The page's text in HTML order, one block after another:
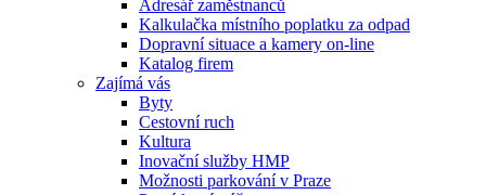
Adresář zaměstnanců
Kalkulačka místního poplatku za odpad
Dopravní situace a kamery on-line
Katalog firem
Zajímá vás
Byty
Cestovní ruch
Kultura
Inovační služby HMP
Možnosti parkování v Praze